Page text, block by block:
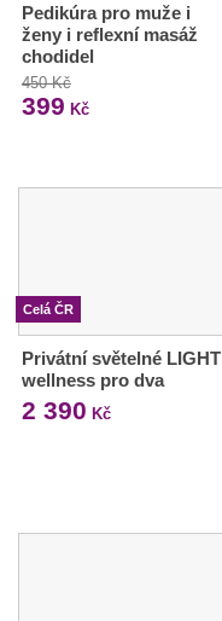
Pedikúra pro muže i
ženy i reflexní masáž
chodidel
450 Kč
399 Kč
Celá ČR
Privátní světelné LIGHT
wellness pro dva
2 390 Kč